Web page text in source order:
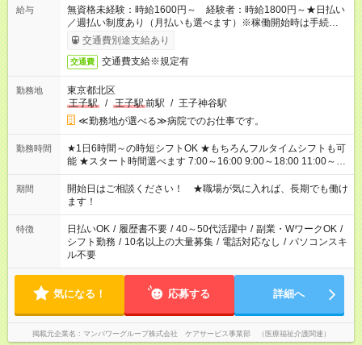
給与
無資格未経験：時給1600円～ 経験者：時給1800円～★日払い
／週払い制度あり（月払いも選べます）※稼働開始時は手続き完
了次第のお支払いとなります。
交通費別途支給あり
交通費 交通費支給※規定有
勤務地
東京都北区
王子駅
/ 王子駅前駅 / 王子神谷駅
≪勤務地が選べる≫病院でのお仕事です。
勤務時間
★1日6時間～の時短シフトOK ★もちろんフルタイムシフトも可
能 ★スタート時間選べます 7:00～16:00 9:00～18:00 11:00～
20:00 など 残業なし！ ※Wワークの場合、他のお仕事と合わせ
週40時間超の就業はご案内できません ※法令に基づき、週20時
間以上勤務は社会保険への加入対象となります ※労働者派遣法
（日雇い派遣の原則禁止）により、短時間・短期間の就業はご
案内が難しい場合があります
期間
開始日はご相談ください！ ★職場が気に入れば、長期でも働け
ます！
特徴 日払いOK / 履歴書不要 / 40～50代活躍中 / 副業・WワークOK /
シフト勤務 / 10名以上の大量募集 / 電話対応なし / パソコンスキ
ル不要
気になる！ 応募する 詳細へ
掲載元企業名 マンパワーグループ株式会社 ケアサービス事業部 （医療福祉介護関連）